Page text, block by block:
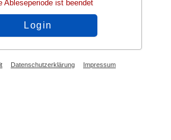
Ableseperiode ist beendet
Login
Datenschutzerklärung Impressum